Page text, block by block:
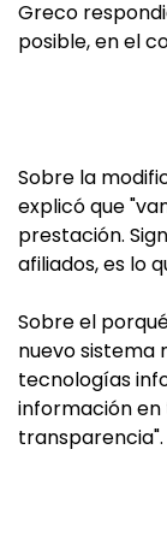
Greco
posible, en el
Sobre la
explicó que
prestación.
afiliados, es lo
Sobre el
nuevo sistema
tecnologías
información
transparencia".